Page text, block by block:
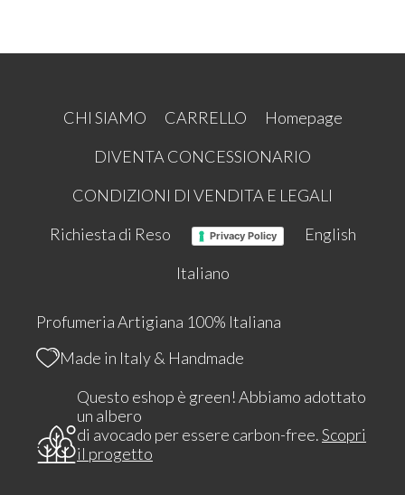
CHI SIAMO CARRELLO
Homepage
DIVENTA CONCESSIONARIO
CONDIZIONI DI VENDITA E LEGALI
Richiesta di Reso
Privacy Policy
English
Italiano
Profumeria Artigiana 100% Italiana
Made in Italy & Handmade
Questo eshop è green! Abbiamo adottato
un albero
di avocado per essere carbon-free.Scopri
il progetto